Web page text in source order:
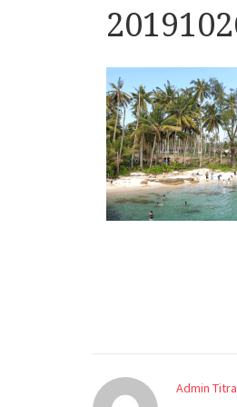
Admin Titra